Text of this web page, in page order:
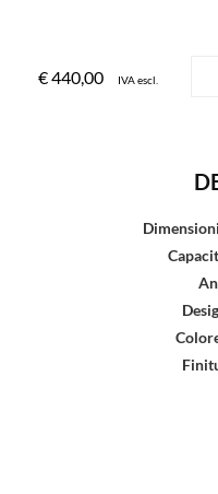
€440,00 IVA escl.
Dimensioni